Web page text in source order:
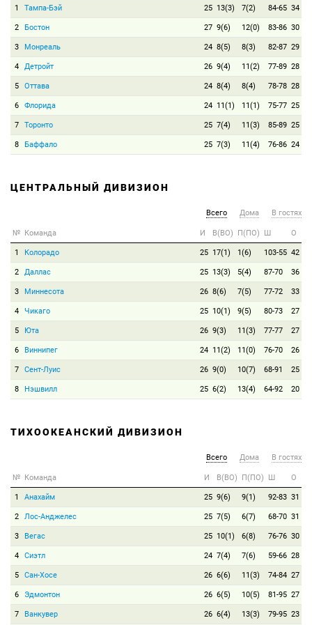
1 Тампа-Бэй 25 13(3) 7(2) 84-65 34
2 Бостон 27 9(6) 12(0) 83-86 30
3 Монреаль 24 8(5) 8(3) 82-87 29
4 Детройт 26 9(4) 11(2) 77-89 28
5 Оттава 24 8(4) 8(4) 78-78 28
6 Флорида 24 11(1) 11(1) 75-77 25
7 Торонто 25 7(4) 11(3) 85-89 25
8 Баффало 25 7(3) 11(4) 76-86 24
ЦЕНТРАЛЬНЫЙ ДИВИЗИОН
Всего Дома В гостях
№ Команда И В(ВО) П(ПО) Ш О
1 Колорадо 25 17(1) 1(6) 103-55 42
2 Даллас 25 13(3) 5(4) 87-70 36
3 Миннесота 26 8(6) 7(5) 77-72 33
4 Чикаго 25 10(1) 9(5) 80-73 27
5 Юта 26 9(3) 11(3) 77-77 27
6 Виннипег 24 11(2) 11(0) 76-70 26
7 Сент-Луис 26 9(0) 10(7) 68-91 25
8 Нэшвилл 25 6(2) 13(4) 64-92 20
ТИХООКЕАНСКИЙ ДИВИЗИОН
Всего Дома В гостях
№ Команда И В(ВО) П(ПО) Ш О
1 Анахайм 25 9(6) 9(1) 92-83 31
2 Лос-Анджелес 25 7(5) 6(7) 68-70 31
3 Вегас 25 10(1) 6(8) 76-76 30
4 Сиэтл 24 7(4) 7(6) 59-66 28
5 Сан-Хосе 26 6(6) 11(3) 74-84 27
6 Эдмонтон 26 6(5) 10(5) 81-95 27
7 Ванкувер 26 6(4) 13(3) 79-95 23